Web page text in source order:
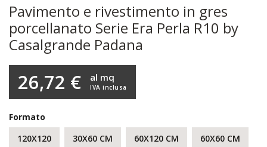
Pavimento e rivestimento in gres
porcellanato Serie Era Perla R10 by
Casalgrande Padana
26,72 € IVA inclusa
al mq
Formato
120X120
30X60 CM 60X120 CM 60X60 CM